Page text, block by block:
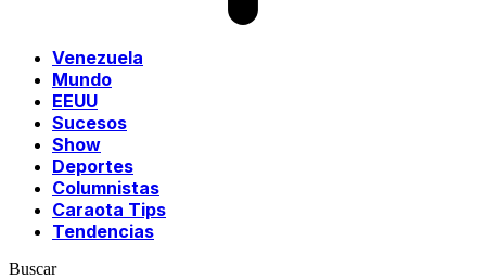
Venezuela
Mundo
EEUU
Sucesos
Show
Deportes
Columnistas
Caraota Tips
Tendencias
Buscar